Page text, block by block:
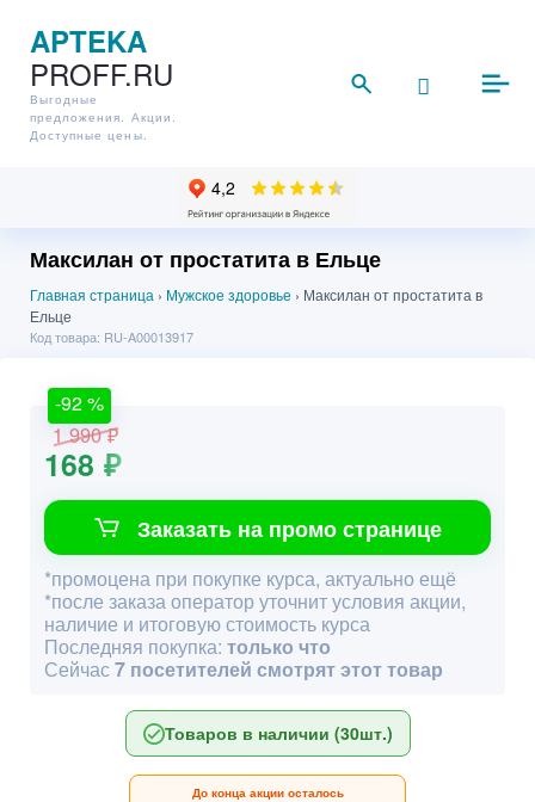
APTEKA
PROFF.RU
Выгодные
предложения. Акции.
Доступные цены.
Максилан от простатита в Ельце
Главная страница › Мужское здоровье › Максилан от простатита в
Ельце
Код товара: RU-A00013917
-92%
1 990 ₽
168 ₽
Заказать на промо странице
*промоцена при покупке курса, актуально ещё
*после заказа оператор уточнит условия акции,
наличие и итоговую стоимость курса
Последняя покупка: только что
Сейчас7 посетителей смотрят этот товар
Товаров в наличии (30шт.)
До конца акции осталось